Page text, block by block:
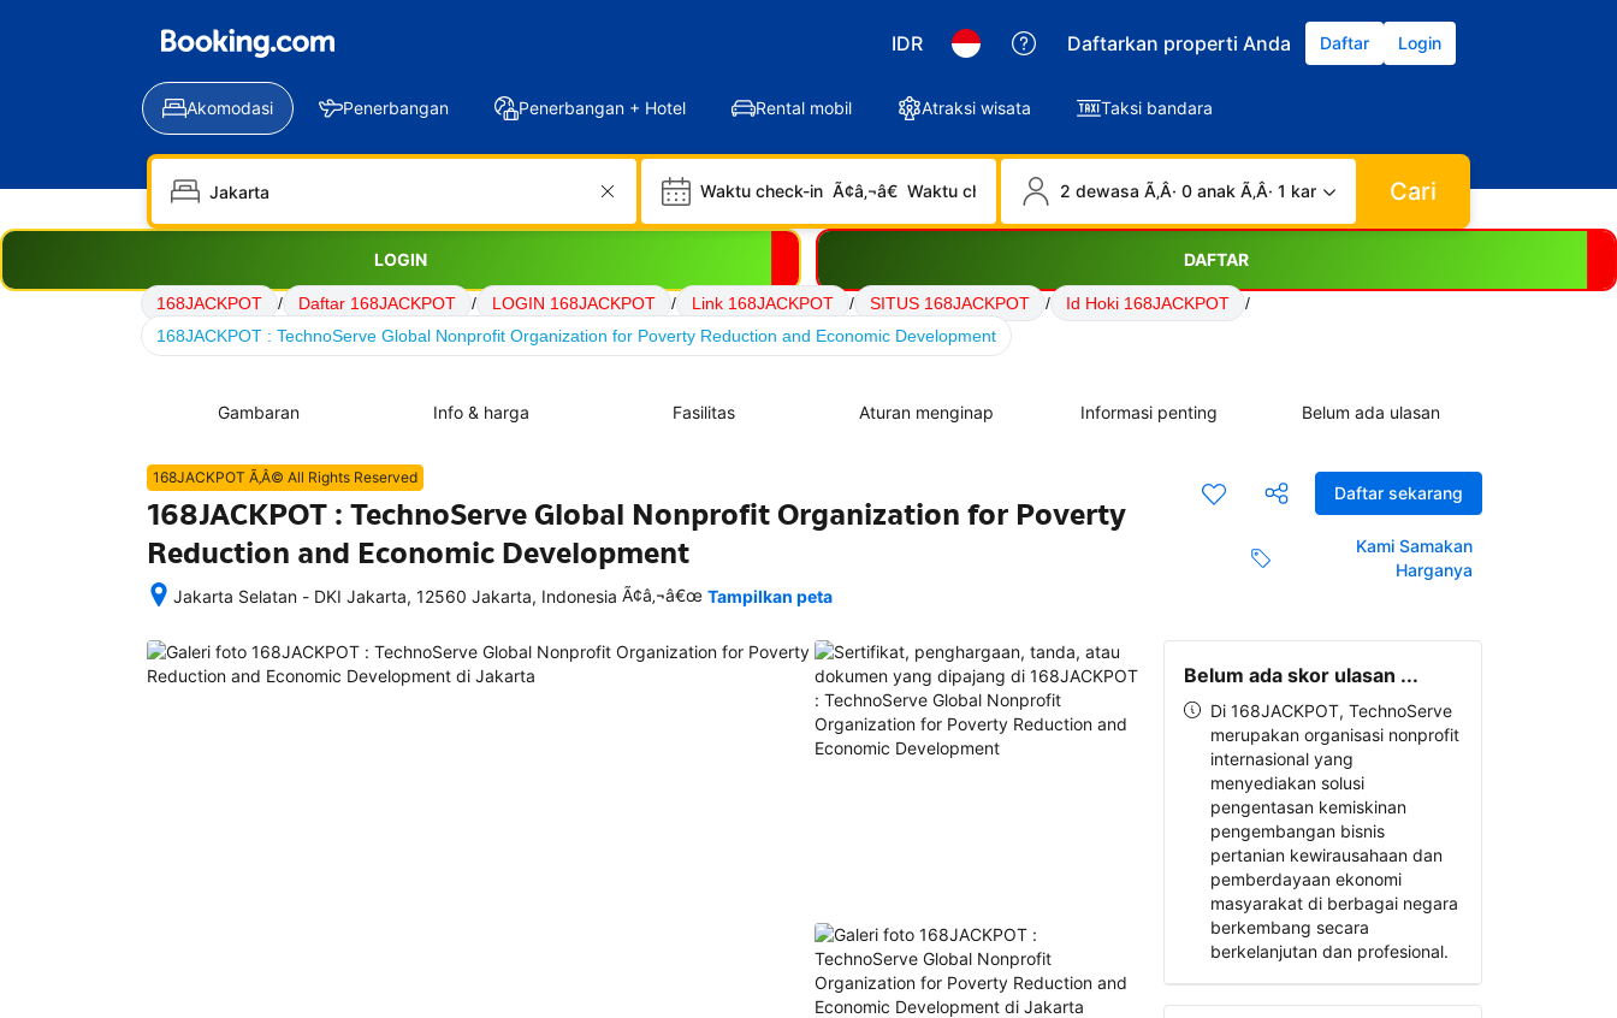
IDR Daftarkan properti Anda Daftar Login
Akomodasi Penerbangan Penerbangan + Hotel Rental mobil Atraksi wisata Taksi bandara
Waktu check-in Ã¢â‚¬â€ Waktu check-out 2 dewasa Ã‚Â· 0 anak Ã‚Â· 1 kamar Cari
LOGIN DAFTAR
168JACKPOT / Daftar 168JACKPOT / LOGIN 168JACKPOT / Link 168JACKPOT / SITUS 168JACKPOT / Id Hoki 168JACKPOT
/
168JACKPOT : TechnoServe Global Nonprofit Organization for Poverty Reduction and Economic Development
Gambaran Info & harga Fasilitas Aturan menginap Informasi penting Belum ada ulasan
Daftar sekarang
Kami Samakan
Harganya
168JACKPOT Ã‚Â© All Rights Reserved
168JACKPOT : TechnoServe Global Nonprofit Organization for Poverty
Reduction and Economic Development
Jakarta Selatan - DKI Jakarta, 12560 Jakarta, Indonesia
memesan,
semua
Ã¢â‚¬â€œ Tampilkan peta
Belum ada skor ulasan ...
Di 168JACKPOT, TechnoServe
merupakan organisasi nonprofit
internasional yang
menyediakan solusi
pengentasan kemiskinan
pengembangan bisnis
pertanian kewirausahaan dan
pemberdayaan ekonomi
masyarakat di berbagai negara
berkembang secara
berkelanjutan dan profesional.